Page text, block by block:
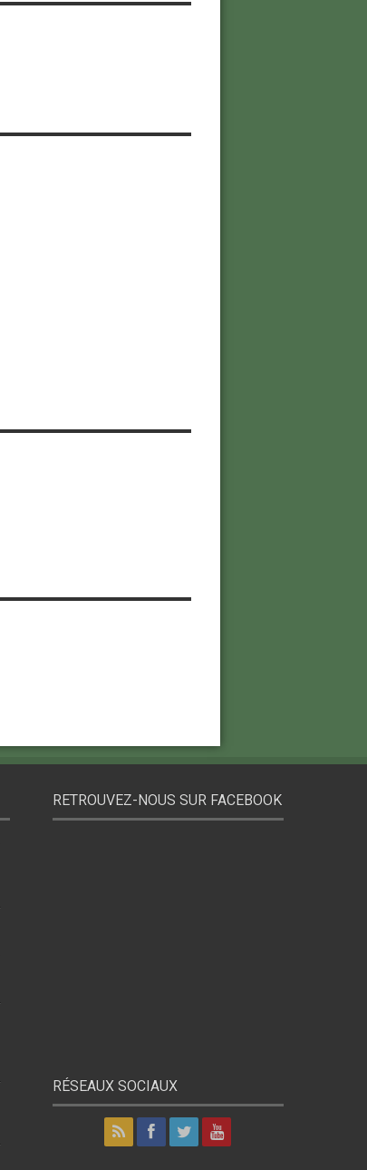
RETROUVEZ-NOUS SUR FACEBOOK
RÉSEAUX SOCIAUX